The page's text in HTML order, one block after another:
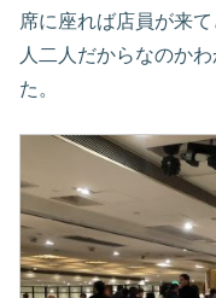
席に座れば店員が来
人二人だからなのか
た。